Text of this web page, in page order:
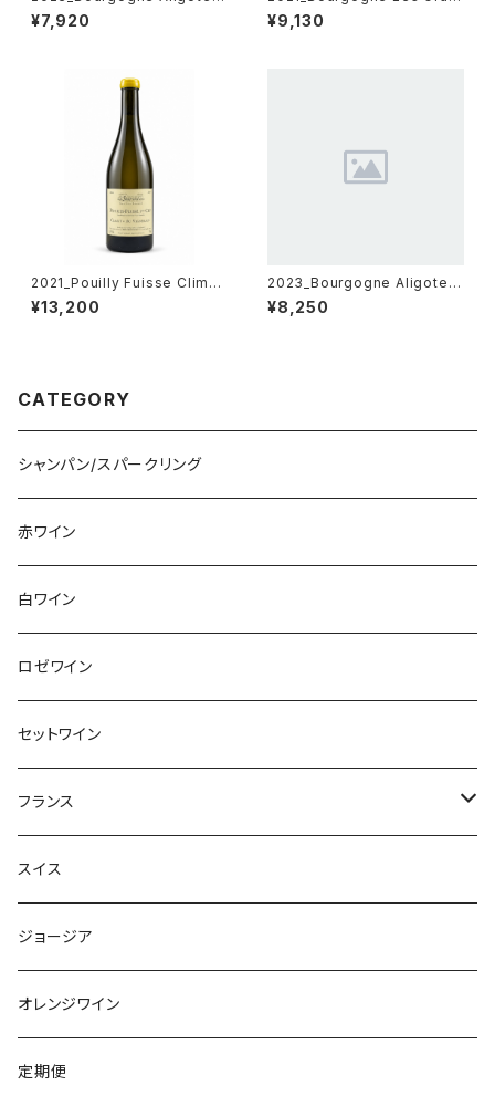
【Athenais】750ml
¥7,920
ds Chaillots【Axelle March
ard de Gramont】750ml
¥9,130
2021_Pouilly Fuisse Climat
Au Vignerais 【La soufrandi
ere】750ml
¥13,200
2023_Bourgogne Aligote
【Thomas Collardot】750ml
¥8,250
CATEGORY
シャンパン/スパークリング
赤ワイン
白ワイン
ロゼワイン
セットワイン
フランス
シャンパーニュ
ブルゴーニュ
ボルドー
アルザス
スイス
ジョージア
オレンジワイン
定期便